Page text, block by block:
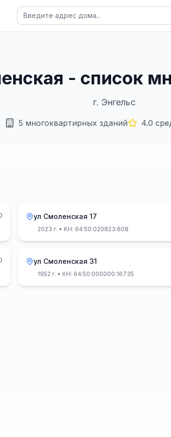
- список
г. Энгельс
5 многоквартирных зданий 4.0
ул Смоленская 17
2023 г. • КН: 64:50:020823:608
ул Смоленская 31
1952 г. • КН: 64:50:000000:16735